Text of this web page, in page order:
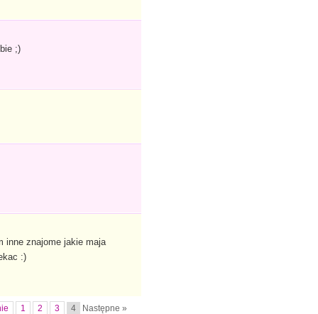
;)
inne znajome jakie maja
:)
1 2 3 4 Następne »